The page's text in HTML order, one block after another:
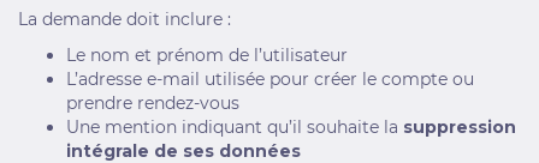
La demande doit inclure :
Le nom et prénom de l’utilisateur
L’adresse e-mail utilisée pour créer le compte ou
prendre rendez-vous
Une mention indiquant qu’il souhaite la suppression
intégrale de ses données